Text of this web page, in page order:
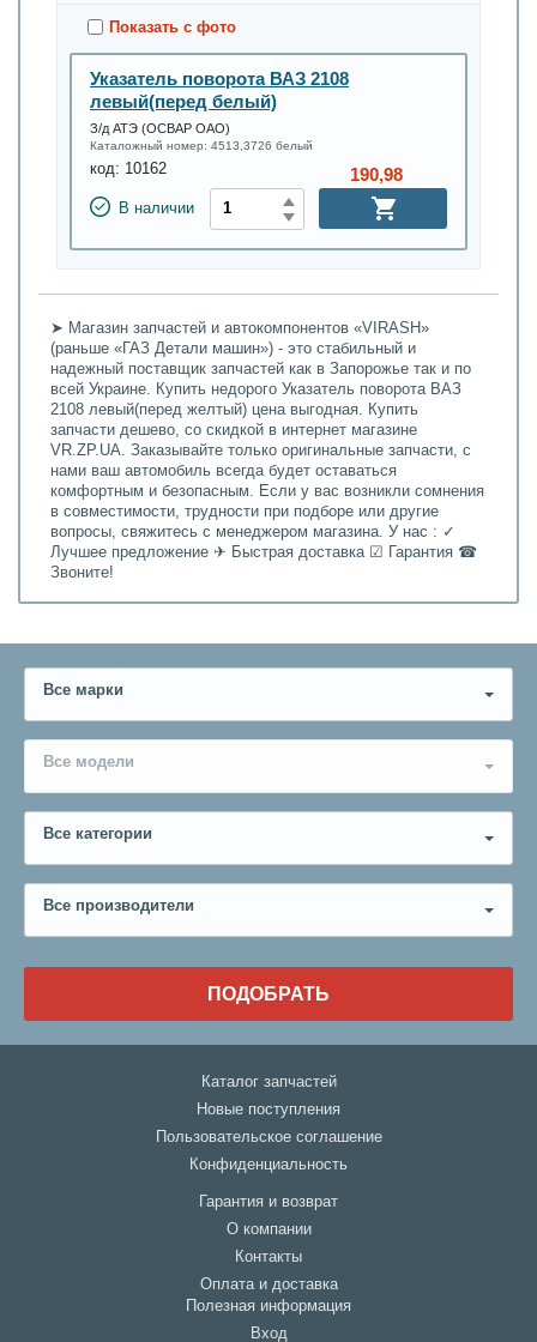
Показать с фото
Указатель поворота ВАЗ 2108
левый(перед белый)
З/д АТЭ (ОСВАР ОАО)
Каталожный номер: 4513,3726 белый
код: 10162
В наличии
190,98
➤ Магазин запчастей и автокомпонентов «VIRASH»
(раньше «ГАЗ Детали машин») - это стабильный и
надежный поставщик запчастей как в Запорожье так и по
всей Украине. Купить недорого Указатель поворота ВАЗ
2108 левый(перед желтый) цена выгодная. Купить
запчасти дешево, со скидкой в интернет магазине
VR.ZP.UA. Заказывайте только оригинальные запчасти, с
нами ваш автомобиль всегда будет оставаться
комфортным и безопасным. Если у вас возникли сомнения
в совместимости, трудности при подборе или другие
вопросы, свяжитесь с менеджером магазина. У нас : ✓
Лучшее предложение ✈ Быстрая доставка ☑ Гарантия ☎
Звоните!
Все марки
Все модели
Все категории
Все производители
ПОДОБРАТЬ
Каталог запчастей
Новые поступления
Пользовательское соглашение
Конфиденциальность
Гарантия и возврат
О компании
Контакты
Оплата и доставка
Полезная информация
Вход